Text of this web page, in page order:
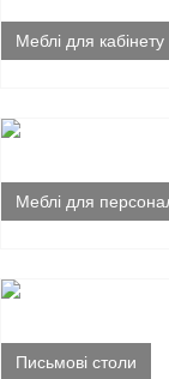
Меблі для кабінету
Меблі для
Письмові столи